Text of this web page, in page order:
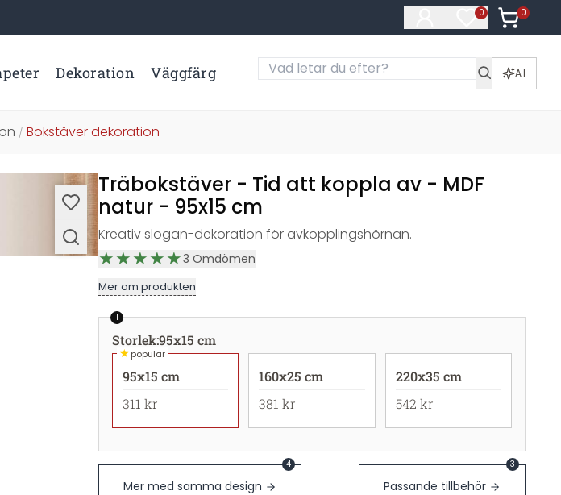
0
Artiklar på
0
Artiklar i
Dekoration Väggfärg AI
/ Bokstäver dekoration
Träbokstäver - Tid att koppla av - MDF
natur - 95x15 cm
Kreativ slogan-dekoration för avkopplingshörnan.
3 Omdömen
Mer om produkten
1
Storlek:95x15 cm
★populär
95x15 cm
311 kr
160x25 cm
381 kr
220x35 cm
542 kr
Mer med samma design
4
Passande tillbehör
3